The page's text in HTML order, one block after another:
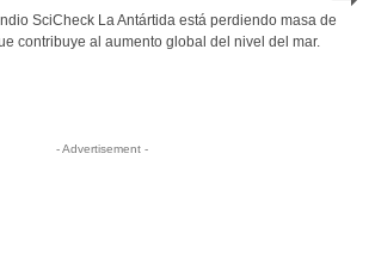
SciCheck La Antártida está perdiendo masa de
contribuye al aumento global del nivel del mar.
- Advertisement -